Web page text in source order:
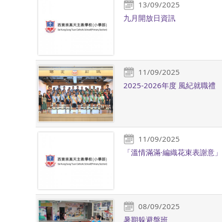
13/09/2025
九月開放日資訊
11/09/2025
2025-2026年度 風紀就職禮
11/09/2025
「溫情滿滿·編織花束表謝意
08/09/2025
暑期躲避盤班